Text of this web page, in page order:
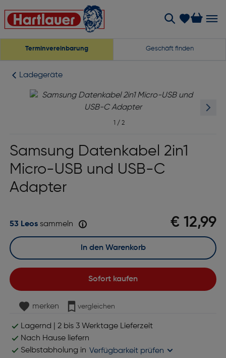
Terminvereinbarung Geschäft finden
Ladegeräte
1 / 2
Samsung Datenkabel 2in1
Micro-USB und USB-C
Adapter
€ 12,99
53 Leossammeln
Sofort kaufen
In den Warenkorb
merken vergleichen
Lagernd | 2 bis 3 Werktage Lieferzeit
Nach Hause liefern
Selbstabholung in Verfügbarkeit prüfen